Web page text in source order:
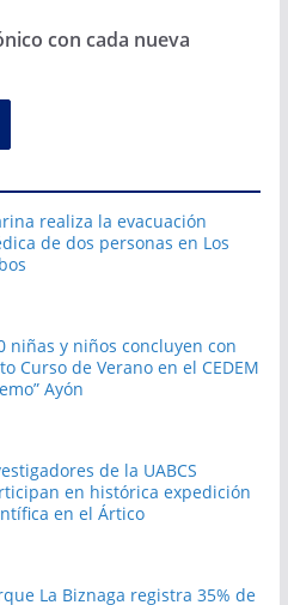
con cada nueva
realiza la evacuación
de dos personas en Los
niñas y niños concluyen con
Curso de Verano en el CEDEM
Ayón
de la UABCS
en histórica expedición
en el Ártico
La Biznaga registra 35% de